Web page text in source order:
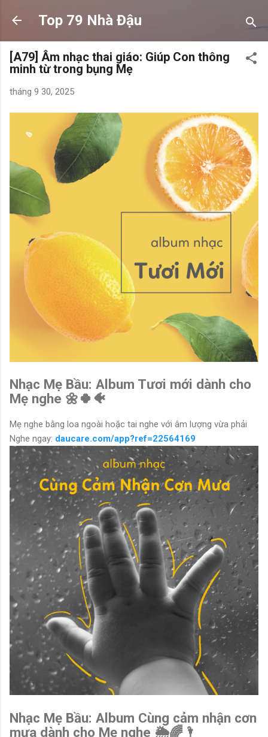
Chuyển đến nội dung chính
Top 79 Nhà Đậu
[A79] Âm nhạc thai giáo: Giúp Con thông
minh từ trong bụng Mẹ
tháng 9 30, 2025
Nhạc Mẹ Bầu: Album Tươi mới dành cho
Mẹ nghe 🌼🍀🐠
Mẹ nghe bằng loa ngoài hoặc tai nghe với âm lượng vừa phải
Nghe ngay: daucare.com/app?ref=22564169
Nhạc Mẹ Bầu: Album Cùng cảm nhận cơn
mưa dành cho Mẹ nghe 🌦🌈🌂